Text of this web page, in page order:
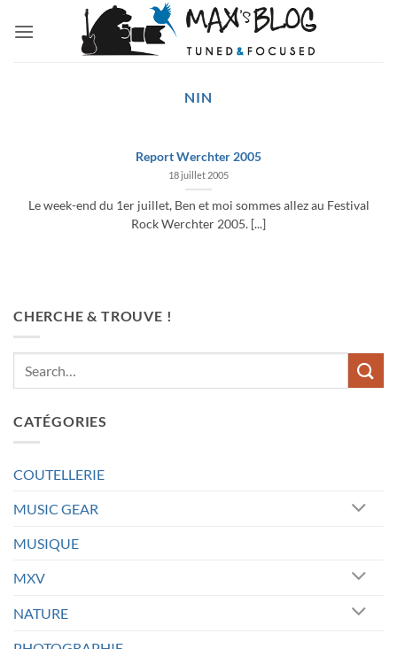
NIN
Report Werchter 2005
18 juillet 2005
Le week-end du 1er juillet, Ben et moi sommes allez au Festival
Rock Werchter 2005. [...]
CHERCHE & TROUVE !
CATÉGORIES
COUTELLERIE
MUSIC GEAR
MUSIQUE
MXV
NATURE